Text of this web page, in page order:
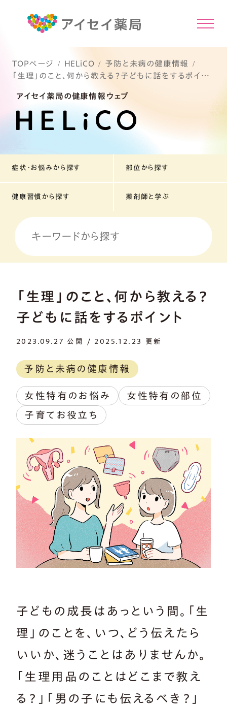
TOPページ HELiCO
予防と未病の健康情報
「生理」のこと、何から教える？子どもに話をするポイン
アイセイ薬局の健康情報ウェブ
症状・お悩みから探す 部位から探す
健康習慣から探す 薬剤師と学ぶ
「生理」のこと、何から教える？
子どもに話をするポイント
2023.09.27 公開 / 2025.12.23 更新
予防と未病の健康情報
女性特有のお悩み
女性特有の部位
子育てお役立ち
子どもの成長はあっという間。「生
理」のことを、いつ、どう伝えたら
いいか、迷うことはありませんか。
「生理用品のことはどこまで教え
る？」「男の子にも伝えるべき？」